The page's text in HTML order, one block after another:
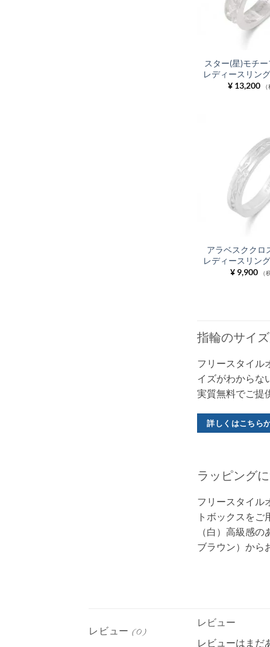
スター(星)モチ
レディースリン
¥ 13,200
アラベスククロ
レディースリン
¥ 9,900 （
指輪のサイ
フリースタイル
イズがわからな
実質無料でご提
詳しくはこちら
ラッピング
フリースタイル
トボックスを
（白）高級感
ブラウン）から
レビュー (0)
レビュー
レビューはまだ